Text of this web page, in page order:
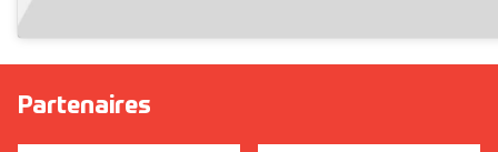
Partenaires